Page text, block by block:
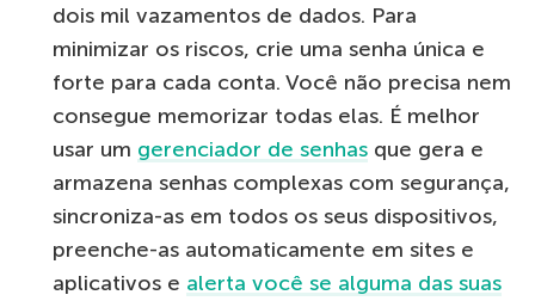
dois mil vazamentos de dados. Para
minimizar os riscos, crie uma senha única e
forte para cada conta. Você não precisa nem
consegue memorizar todas elas. É melhor
usar um gerenciador de senhas que gera e
armazena senhas complexas com segurança,
sincroniza-as em todos os seus dispositivos,
preenche-as automaticamente em sites e
aplicativos e alerta você se alguma das suas